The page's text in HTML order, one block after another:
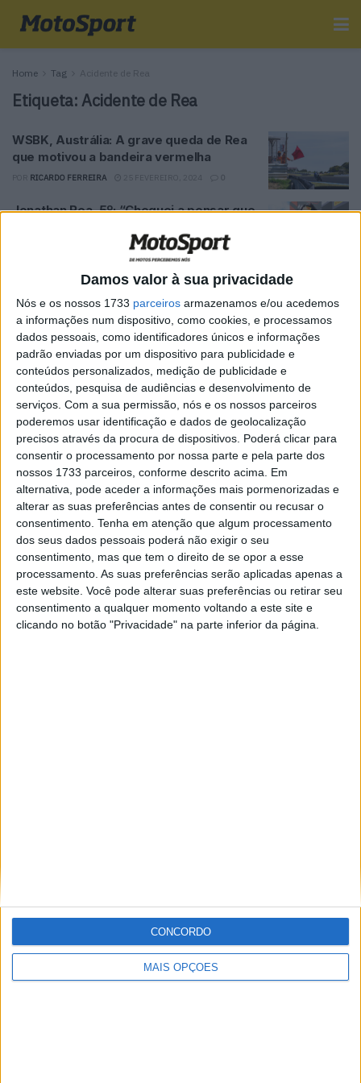
Damos valor à sua privacidade
Nós e os nossos 1733 parceiros armazenamos e/ou acedemos
a informações num dispositivo, como cookies, e processamos
dados pessoais, como identificadores únicos e informações
padrão enviadas por um dispositivo para publicidade e
conteúdos personalizados, medição de publicidade e
conteúdos, pesquisa de audiências e desenvolvimento de
serviços. Com a sua permissão, nós e os nossos parceiros
poderemos usar identificação e dados de geolocalização
precisos através da procura de dispositivos. Poderá clicar para
consentir o processamento por nossa parte e pela parte dos
nossos 1733 parceiros, conforme descrito acima. Em
alternativa, pode aceder a informações mais pormenorizadas e
alterar as suas preferências antes de consentir ou recusar o
consentimento. Tenha em atenção que algum processamento
dos seus dados pessoais poderá não exigir o seu
consentimento, mas que tem o direito de se opor a esse
processamento. As suas preferências serão aplicadas apenas a
este website. Você pode alterar suas preferências ou retirar seu
consentimento a qualquer momento voltando a este site e
clicando no botão "Privacidade" na parte inferior da página.
MAIS OPÇÕES
CONCORDO
Home Tag Acidente de Rea
Etiqueta:Acidente de Rea
WSBK, Austrália: A grave queda de Rea
que motivou a bandeira vermelha
RICARDO FERREIRA 0
Jonathan Rea, 5º: “Cheguei a pensar que
7 MAIO, 2023 0
Tendências Comentários Novidades
MotoGP- Reviravolta com Oliveira na Honda
8 SETEMBRO, 2025
MotoGP: Reviravolta? Miguel Oliveira pode
ter vaga em 2026
28 AGOSTO, 2025
MotoGP: Paolo Campinoti (Pramac) faz
revelações ‘desconfortáveis’ sobre Marc
Márquez
16 OUTUBRO, 2025
MotoGP: Toprak Razgatlioglu ‘muito
superior’ a Miguel Oliveira
29 DEZEMBRO, 2025
Estatuto editorial
Termos e condições
Como anunciar